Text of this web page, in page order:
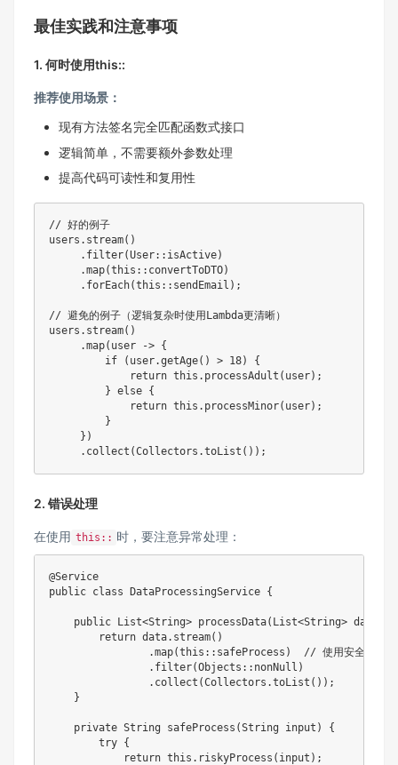
最佳实践和注意事项
1. 何时使用this::
推荐使用场景：
现有方法签名完全匹配函数式接口
逻辑简单，不需要额外参数处理
提高代码可读性和复用性
// 好的例子
users . stream( )
. filter(User:: isActive)
.map(this :: convertToDTO)
. forEach(this :: sendEmail ) ;
// 避免的例子（逻辑复杂时使用Lambda更清晰）
users . stream( )
.map( user -> {
if
( user.getAge( ) > 18)
{
return this . processAdult ( user) ;
} else {
return this . processMinor( user) ;
}
} )
. collect (Collectors .toList ( ) ) ;
2. 错误处理
在使用 this:: 时，要注意异常处理：
@Service
public class DataProcessingService {
public List<String> processData( List<String> data
return data. stream( )
.map(this :: safeProcess )
// 使用安全的处理
. filter(Objects :: nonNull )
. collect (Collectors .toList ( ) ) ;
}
private String safeProcess (String input )
{
try {
return this . riskyProcess ( input ) ;